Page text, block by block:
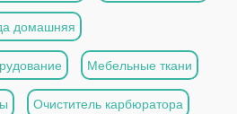
домашняя
Мебельные ткани
Очиститель карбюратора